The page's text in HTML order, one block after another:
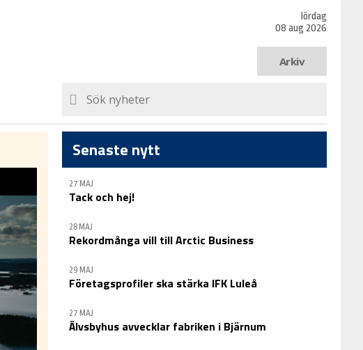
lördag
08 aug 2026
Arkiv
Senaste nytt
27 MAJ
Tack och hej!
28 MAJ
Rekordmånga vill till Arctic Business
29 MAJ
Företagsprofiler ska stärka IFK Luleå
27 MAJ
Älvsbyhus avvecklar fabriken i Bjärnum